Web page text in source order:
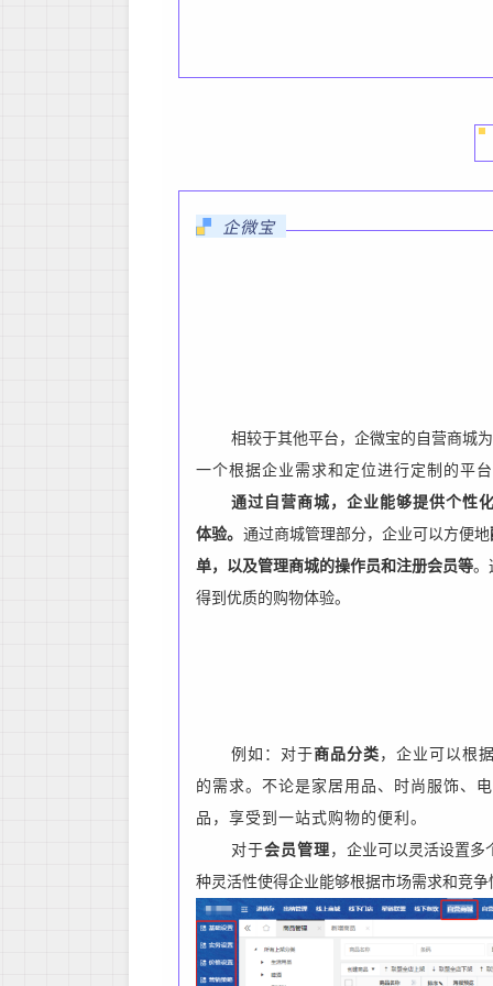
企微宝
相较于其他平台，企微宝的自营商城为
一个根据企业需求和定位进行定制的平
通过自营商城，企业能够提供个性
体验。 通过商城管理部分，企业可以方便地
单，以及管理商城的操作员和注册会员等。
得到优质的购物体验。
例如：对于商品分类 ，企业可以根
的需求。不论是家居用品、时尚服饰、
品，享受到一站式购物的便利。
对于会员管理 ， 企业可以灵活设置多
种灵活性使得企业能够根据市场需求和竞